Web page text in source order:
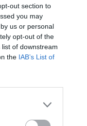
out section to
you may
us or personal
opt-out of the
of downstream
the IAB’s List of
augusztus